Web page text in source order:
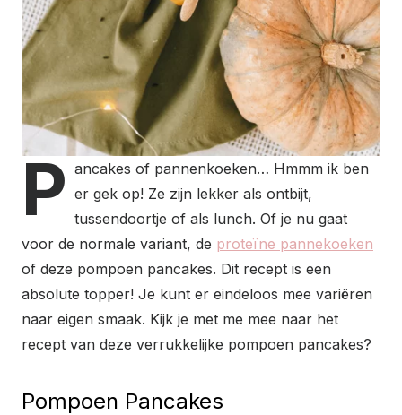
P ancakes of pannenkoeken… Hmmm ik ben
er gek op! Ze zijn lekker als ontbijt,
tussendoortje of als lunch. Of je nu gaat
voor de normale variant, de proteïne pannekoeken
of deze pompoen pancakes. Dit recept is een
absolute topper! Je kunt er eindeloos mee variëren
naar eigen smaak. Kijk je met me mee naar het
recept van deze verrukkelijke pompoen pancakes?
Pompoen Pancakes